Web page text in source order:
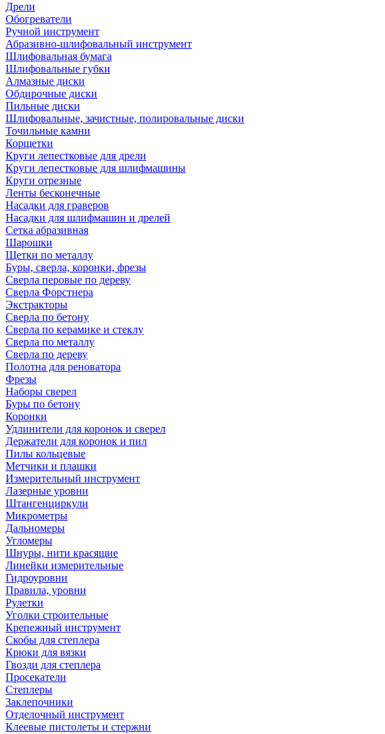
Дрели
Обогреватели
Ручной инструмент
Абразивно-шлифовальный инструмент
Шлифовальная бумага
Шлифовальные губки
Алмазные диски
Обдирочные диски
Пильные диски
Шлифовальные, зачистные, полировальные диски
Точильные камни
Корщетки
Круги лепестковые для дрели
Круги лепестковые для шлифмашины
Круги отрезные
Ленты бесконечные
Насадки для граверов
Насадки для шлифмашин и дрелей
Сетка абразивная
Шарошки
Щетки по металлу
Буры, сверла, коронки, фрезы
Сверла перовые по дереву
Сверла Форстнера
Экстракторы
Сверла по бетону
Сверла по керамике и стеклу
Сверла по металлу
Сверла по дереву
Полотна для реноватора
Фрезы
Наборы сверел
Буры по бетону
Коронки
Удлинители для коронок и сверел
Держатели для коронок и пил
Пилы кольцевые
Метчики и плашки
Измерительный инструмент
Лазерные уровни
Штангенциркули
Микрометры
Дальномеры
Угломеры
Шнуры, нити красящие
Линейки измерительные
Гидроуровни
Правила, уровни
Рулетки
Уголки строительные
Крепежный инструмент
Скобы для степлера
Крюки для вязки
Гвозди для степлера
Просекатели
Степлеры
Заклепочники
Отделочный инструмент
Клеевые пистолеты и стержни